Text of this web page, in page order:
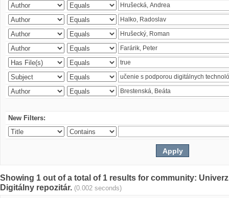
New Filters:
Showing 1 out of a total of 1 results for community:
Digitálny repozitár. (0.002 seconds)